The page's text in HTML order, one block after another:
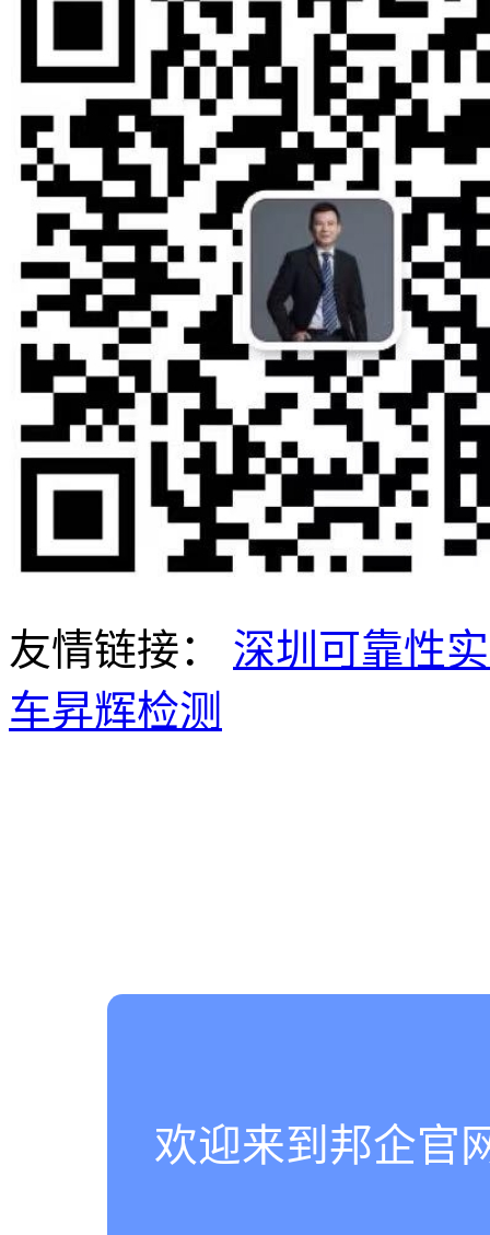
友情链接： 深圳可靠性
车昇辉检测
欢迎来到邦企官